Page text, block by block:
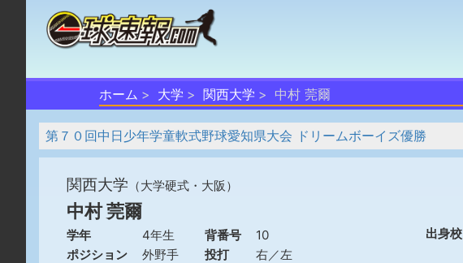
ホーム 大学 関西大学 中村 莞爾
第７０回中日少年学童軟式野球愛知県大会 ドリームボーイズ優勝
関西大学 （大学硬式・大阪）
中村 莞爾
学年 4年生 背番号
10
ポジション
外野手 投打 右／左
出身校